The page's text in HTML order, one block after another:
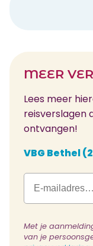
MEER
Lees meer
reisverslagen
ontvangen!
VBG Bethel
Met je
van je